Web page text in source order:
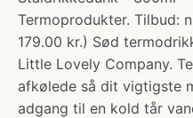
Termoprodukter. Tilbud:
179.00 kr.) Sød
Little Lovely Company.
afkølede så dit vigtigste
adgang til en kold tår